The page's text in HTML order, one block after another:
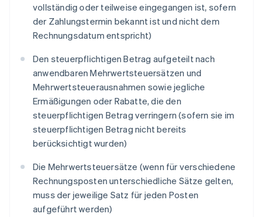
vollständig oder teilweise eingegangen ist, sofern
der Zahlungstermin bekannt ist und nicht dem
Rechnungsdatum entspricht)
Den steuerpflichtigen Betrag aufgeteilt nach
anwendbaren Mehrwertsteuersätzen und
Mehrwertsteuerausnahmen sowie jegliche
Ermäßigungen oder Rabatte, die den
steuerpflichtigen Betrag verringern (sofern sie im
steuerpflichtigen Betrag nicht bereits
berücksichtigt wurden)
Die Mehrwertsteuersätze (wenn für verschiedene
Rechnungsposten unterschiedliche Sätze gelten,
muss der jeweilige Satz für jeden Posten
aufgeführt werden)